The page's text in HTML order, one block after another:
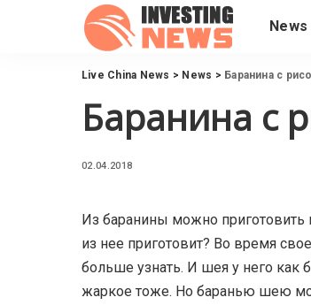
News
Live China News > News > Баранина с
Баранина с
02.04.2018
Из баранины можно
из нее приготовит? Во время
больше узнать. И шея у него
жаркое тоже. Но баранью шею